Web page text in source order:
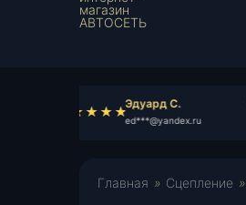
Эдуард С.
ed***@yandex.ru
Главная » Сцепление »